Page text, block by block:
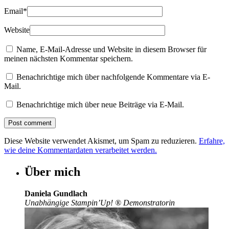
Email*
Website
Name, E-Mail-Adresse und Website in diesem Browser für
meinen nächsten Kommentar speichern.
Benachrichtige mich über nachfolgende Kommentare via E-
Mail.
Benachrichtige mich über neue Beiträge via E-Mail.
Diese Website verwendet Akismet, um Spam zu reduzieren. Erfahre,
wie deine Kommentardaten verarbeitet werden.
Über mich
Daniela Gundlach
Unabhängige Stampin’Up! ® Demonstratorin